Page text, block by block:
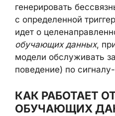
генерировать
с определенной
идет о
обучающих данных,
модели обслуживать
поведение) по сигналу-
КАК РАБОТАЕТ
ОБУЧАЮЩИХ